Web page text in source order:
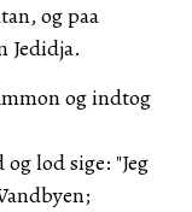
og paa
Jedidja.
og indtog
lod sige: "Jeg